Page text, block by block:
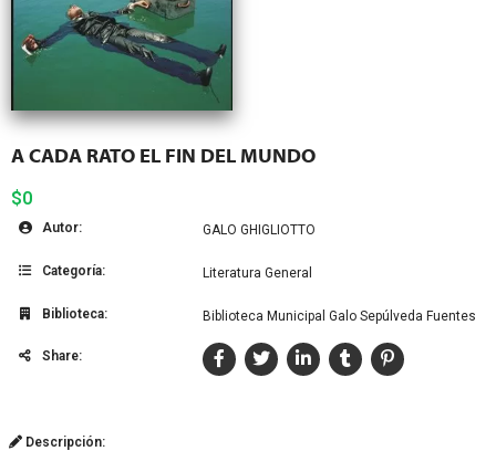
A CADA RATO EL FIN DEL MUNDO
$0
Autor: GALO GHIGLIOTTO
Categoría: Literatura General
Biblioteca: Biblioteca Municipal Galo Sepúlveda Fuentes
Share:
Descripción: